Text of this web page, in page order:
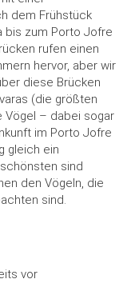
dem Frühstück
bis zum Porto Jofre
rufen einen
hervor, aber wir
diese Brücken
(die größten
Vögel – dabei sogar
im Porto Jofre
gleich ein
sind
den Vögeln, die
sind.
vor